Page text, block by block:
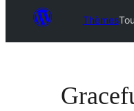
Thèmes